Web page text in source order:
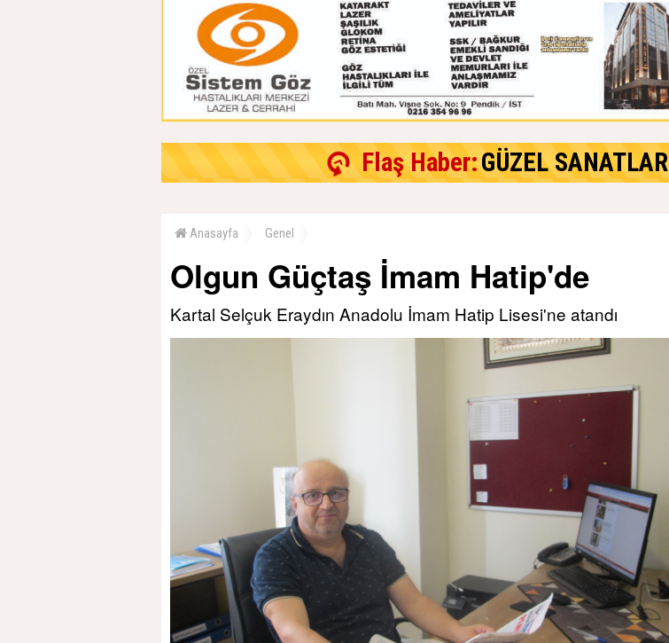
Flaş Haber:GÜZEL
Anasayfa Genel
Olgun Güçtaş İmam Hatip'de
Kartal Selçuk Eraydın Anadolu İmam Hatip Lisesi'ne atandı